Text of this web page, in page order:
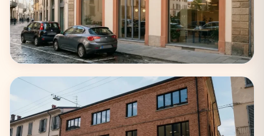
Napoli
22 coworking